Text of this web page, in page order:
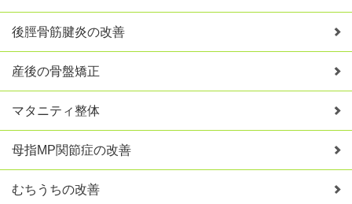
後脛骨筋腱炎の改善
産後の骨盤矯正
マタニティ整体
母指MP関節症の改善
むちうちの改善